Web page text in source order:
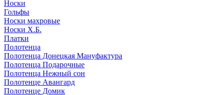
Носки
Гольфы
Носки махровые
Носки Х.Б.
Платки
Полотенца
Полотенца Донецкая Мануфактура
Полотенца Подарочные
Полотенца Нежный сон
Полотенце Авангард
Полотенце Домик